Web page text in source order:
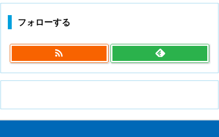
フォローする
